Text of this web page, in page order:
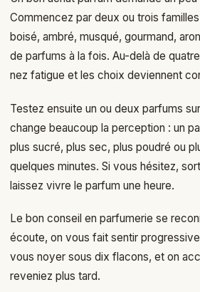
Commencez par deux ou trois
boisé, ambré, musqué, gourmand,
de parfums à la fois. Au-delà de
nez fatigue et les choix deviennent
Testez ensuite un ou deux parfums
change beaucoup la perception : un
plus sucré, plus sec, plus poudré ou
quelques minutes. Si vous hésitez,
laissez vivre le parfum une heure.
Le bon conseil en parfumerie se
écoute, on vous fait sentir
vous noyer sous dix flacons, et on
reveniez plus tard.